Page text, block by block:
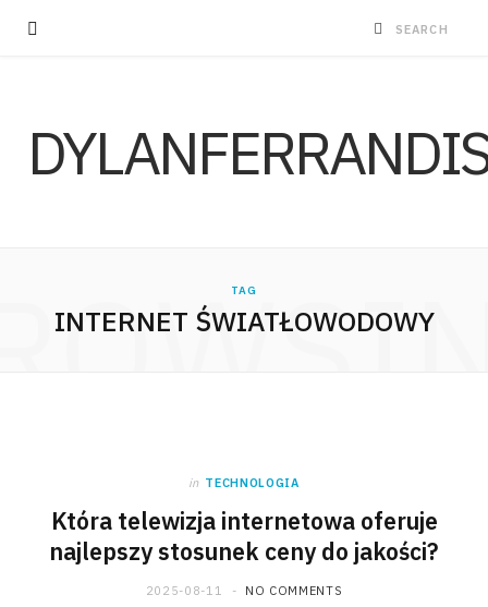
TAG
INTERNET ŚWIATŁOWODOWY
in TECHNOLOGIA
Która telewizja internetowa oferuje
najlepszy stosunek ceny do jakości?
2025-08-11 NO COMMENTS